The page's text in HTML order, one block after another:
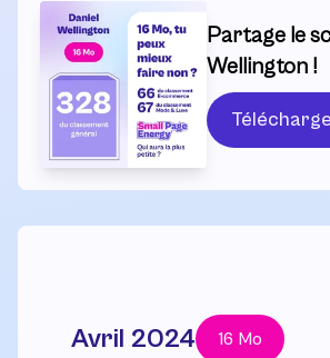
Partage le
Wellington !
Avril 2024 16 Mo